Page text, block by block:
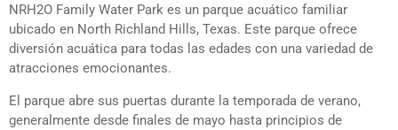
NRH2O Family Water Park es un parque acuático familiar
ubicado en North Richland Hills, Texas. Este parque ofrece
diversión acuática para todas las edades con una variedad de
atracciones emocionantes.
El parque abre sus puertas durante la temporada de verano,
generalmente desde finales de mayo hasta principios de